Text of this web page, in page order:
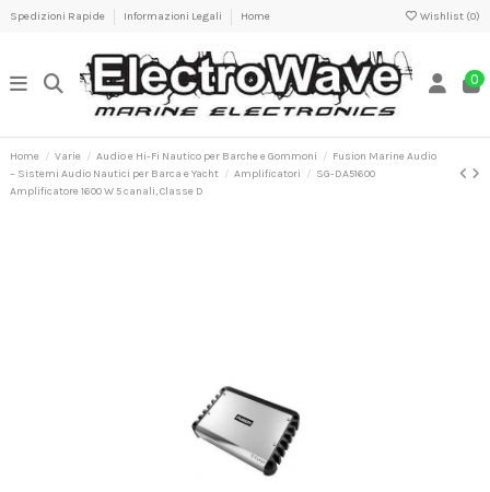
Spedizioni Rapide Informazioni Legali Home Wishlist (0)
0
Home Varie Audio e Hi-Fi Nautico per Barche e Gommoni
Fusion Marine Audio
– Sistemi Audio Nautici per Barca e Yacht
Amplificatori
SG-DA51600
Amplificatore 1600 W 5 canali, Classe D